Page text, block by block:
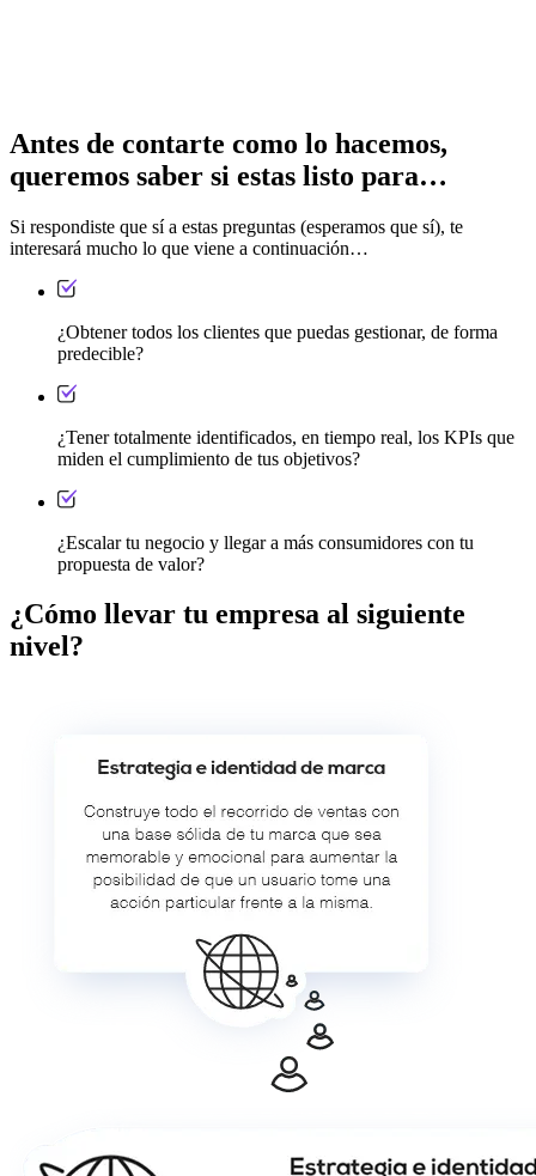
Antes de contarte como lo hacemos,
queremos saber si estas listo para…
Si respondiste que sí a estas preguntas (esperamos que sí), te
interesará mucho lo que viene a continuación…
¿Obtener todos los clientes que puedas gestionar, de forma
predecible?
¿Tener totalmente identificados, en tiempo real, los KPIs que
miden el cumplimiento de tus objetivos?
¿Escalar tu negocio y llegar a más consumidores con tu
propuesta de valor?
¿Cómo llevar tu empresa al siguiente
nivel?